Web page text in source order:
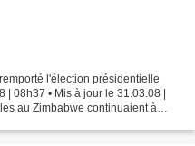
l'élection présidentielle
08h37 • Mis à jour le 31.03.08 |
au Zimbabwe continuaient à